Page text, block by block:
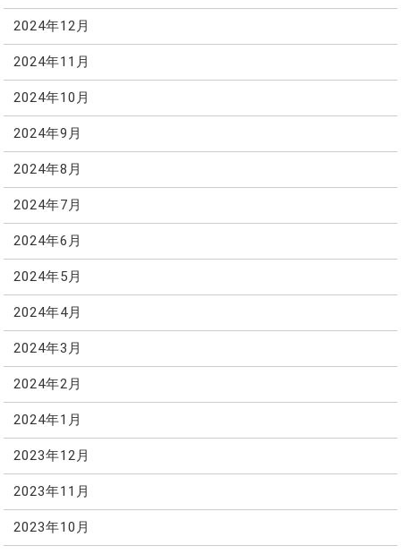
2024年12月
2024年11月
2024年10月
2024年9月
2024年8月
2024年7月
2024年6月
2024年5月
2024年4月
2024年3月
2024年2月
2024年1月
2023年12月
2023年11月
2023年10月